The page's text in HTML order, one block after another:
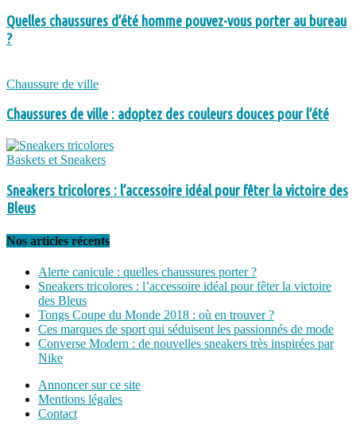
Quelles chaussures d’été homme pouvez-vous porter au bureau
?
Chaussure de ville
Chaussures de ville : adoptez des couleurs douces pour l’été
Baskets et Sneakers
Sneakers tricolores : l’accessoire idéal pour fêter la victoire des
Bleus
Nos articles récents
Alerte canicule : quelles chaussures porter ?
Sneakers tricolores : l’accessoire idéal pour fêter la victoire
des Bleus
Tongs Coupe du Monde 2018 : où en trouver ?
Ces marques de sport qui séduisent les passionnés de mode
Converse Modern : de nouvelles sneakers très inspirées par
Nike
Annoncer sur ce site
Mentions légales
Contact